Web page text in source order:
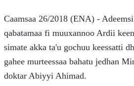
Caamsaa 26/2018 (ENA) -
qabatamaa fi muuxannoo Ardii
simate akka ta'u gochuu keessatti
gahee murteessaa bahatu jedhan
doktar Abiyyi Ahimad.